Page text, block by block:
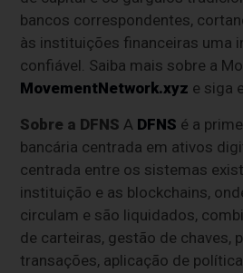
bancos correspondentes,
às instituições financeiras uma
confiável. Saiba mais sobre a
MovementNetwork.xyz e siga
Sobre a DFNS A DFNS é a
bancária centrada em ativos
centrada entre os sistemas
instituição e as blockchains,
circulam e são liquidados,
de carteiras, gestão de chaves,
transações, aplicação de